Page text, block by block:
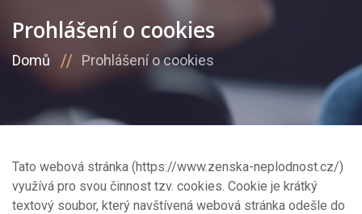
Prohlášení o cookies
Domů Prohlášení o cookies
Tato webová stránka (https://www.zenska-neplodnost.cz/)
využívá pro svou činnost tzv. cookies. Cookie je krátký
textový soubor, který navštívená webová stránka odešle do